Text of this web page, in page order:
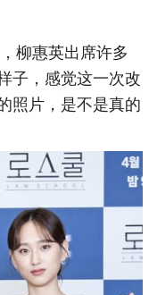
柳惠英出席许多
子，感觉这一次改
照片，是不是真的